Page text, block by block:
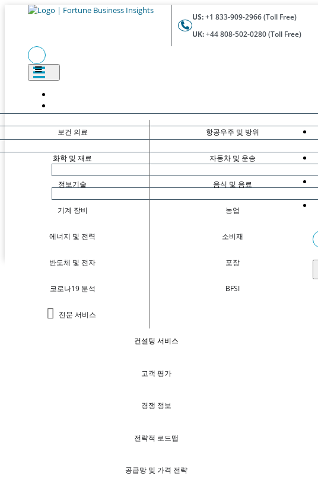
US:+1 833-909-2966 (Toll Free)
UK:+44 808-502-0280 (Toll Free)
보건 의료
화학 및 재료
정보기술
기계 장비
에너지 및 전력
반도체 및 전자
코로나19 분석
전문 서비스
항공우주 및 방위
자동차 및 운송
음식 및 음료
농업
소비재
포장
BFSI
컨설팅 서비스
고객 평가
경쟁 정보
전략적 로드맵
공급망 및 가격 전략